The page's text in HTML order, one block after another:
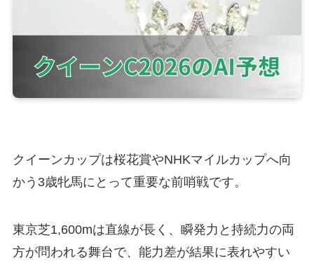
クイーンカップは桜花賞やNHKマイルカップへ向
かう3歳牝馬にとって重要な前哨戦です。
東京芝1,600mは直線が長く、瞬発力と持続力の両
方が問われる舞台で、能力差が結果に表れやすい